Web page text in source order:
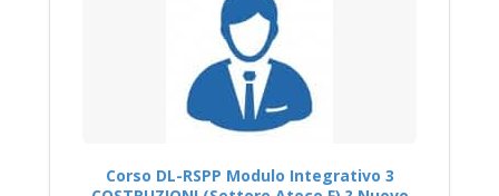
Corso DL-RSPP Modulo Integrativo 3